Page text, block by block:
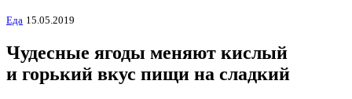
Еда 15.05.2019
Чудесные ягоды меняют кислый
и горький вкус пищи на сладкий